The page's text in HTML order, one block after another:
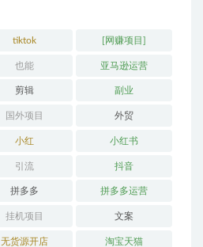
tiktok [网赚项目]
也能 亚马逊运营
剪辑 副业
国外项目 外贸
小红 小红书
引流 抖音
拼多多 拼多多运营
挂机项目 文案
无货源开店 淘宝天猫